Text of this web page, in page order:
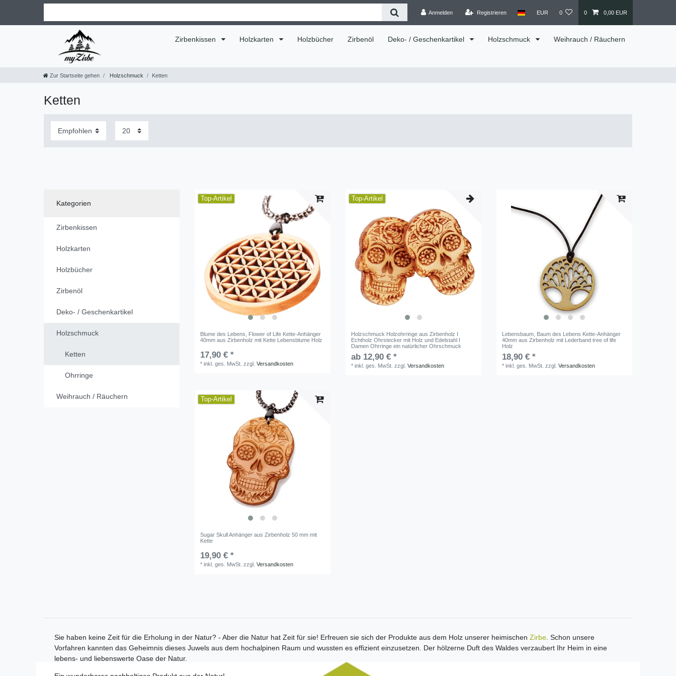
Anmelden Registrieren EUR 0 0 0,00 EUR
Zirbenkissen Holzkarten Holzbücher Zirbenöl Deko- / Geschenkartikel Holzschmuck Weihrauch / Räuchern
Zur Startseite gehen Holzschmuck Ketten
Ketten
Kategorien
Zirbenkissen
Holzkarten
Holzbücher
Zirbenöl
Deko- / Geschenkartikel
Holzschmuck
Ketten
Ohrringe
Weihrauch / Räuchern
Top-Artikel
Blume des Lebens, Flower of Life Kette-Anhänger
40mm aus Zirbenholz mit Kette Lebensblume Holz
17,90 € *
*inkl. ges. MwSt. zzgl.Versandkosten
Top-Artikel
Holzschmuck Holzohrringe aus Zirbenholz I
Echtholz Ohrstecker mit Holz und Edelstahl I
Damen Ohrringe ein natürlicher Ohrschmuck
ab 12,90 € *
*inkl. ges. MwSt. zzgl.Versandkosten
Lebensbaum, Baum des Lebens Kette-Anhänger
40mm aus Zirbenholz mit Lederband tree of life
Holz
18,90 € *
*inkl. ges. MwSt. zzgl.Versandkosten
Top-Artikel
Sugar Skull Anhänger aus Zirbenholz 50 mm mit
Kette
19,90 € *
*inkl. ges. MwSt. zzgl.Versandkosten
Sie haben keine Zeit für die Erholung in der Natur? - Aber die Natur hat Zeit für sie! Erfreuen sie sich der Produkte aus dem Holz unserer heimischen Zirbe . Schon unsere
Vorfahren kannten das Geheimnis dieses Juwels aus dem hochalpinen Raum und wussten es effizient einzusetzen. Der hölzerne Duft des Waldes verzaubert Ihr Heim in eine
lebens- und liebenswerte Oase der Natur.